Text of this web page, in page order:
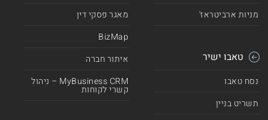
מניות ארביטראז'
טאבו ישיר
נסח טאבו
תשריט בניין
מאגר פסקי דין
BizMap
איתור חברה
MyBusiness CRM – ניהול
קשרי לקוחות